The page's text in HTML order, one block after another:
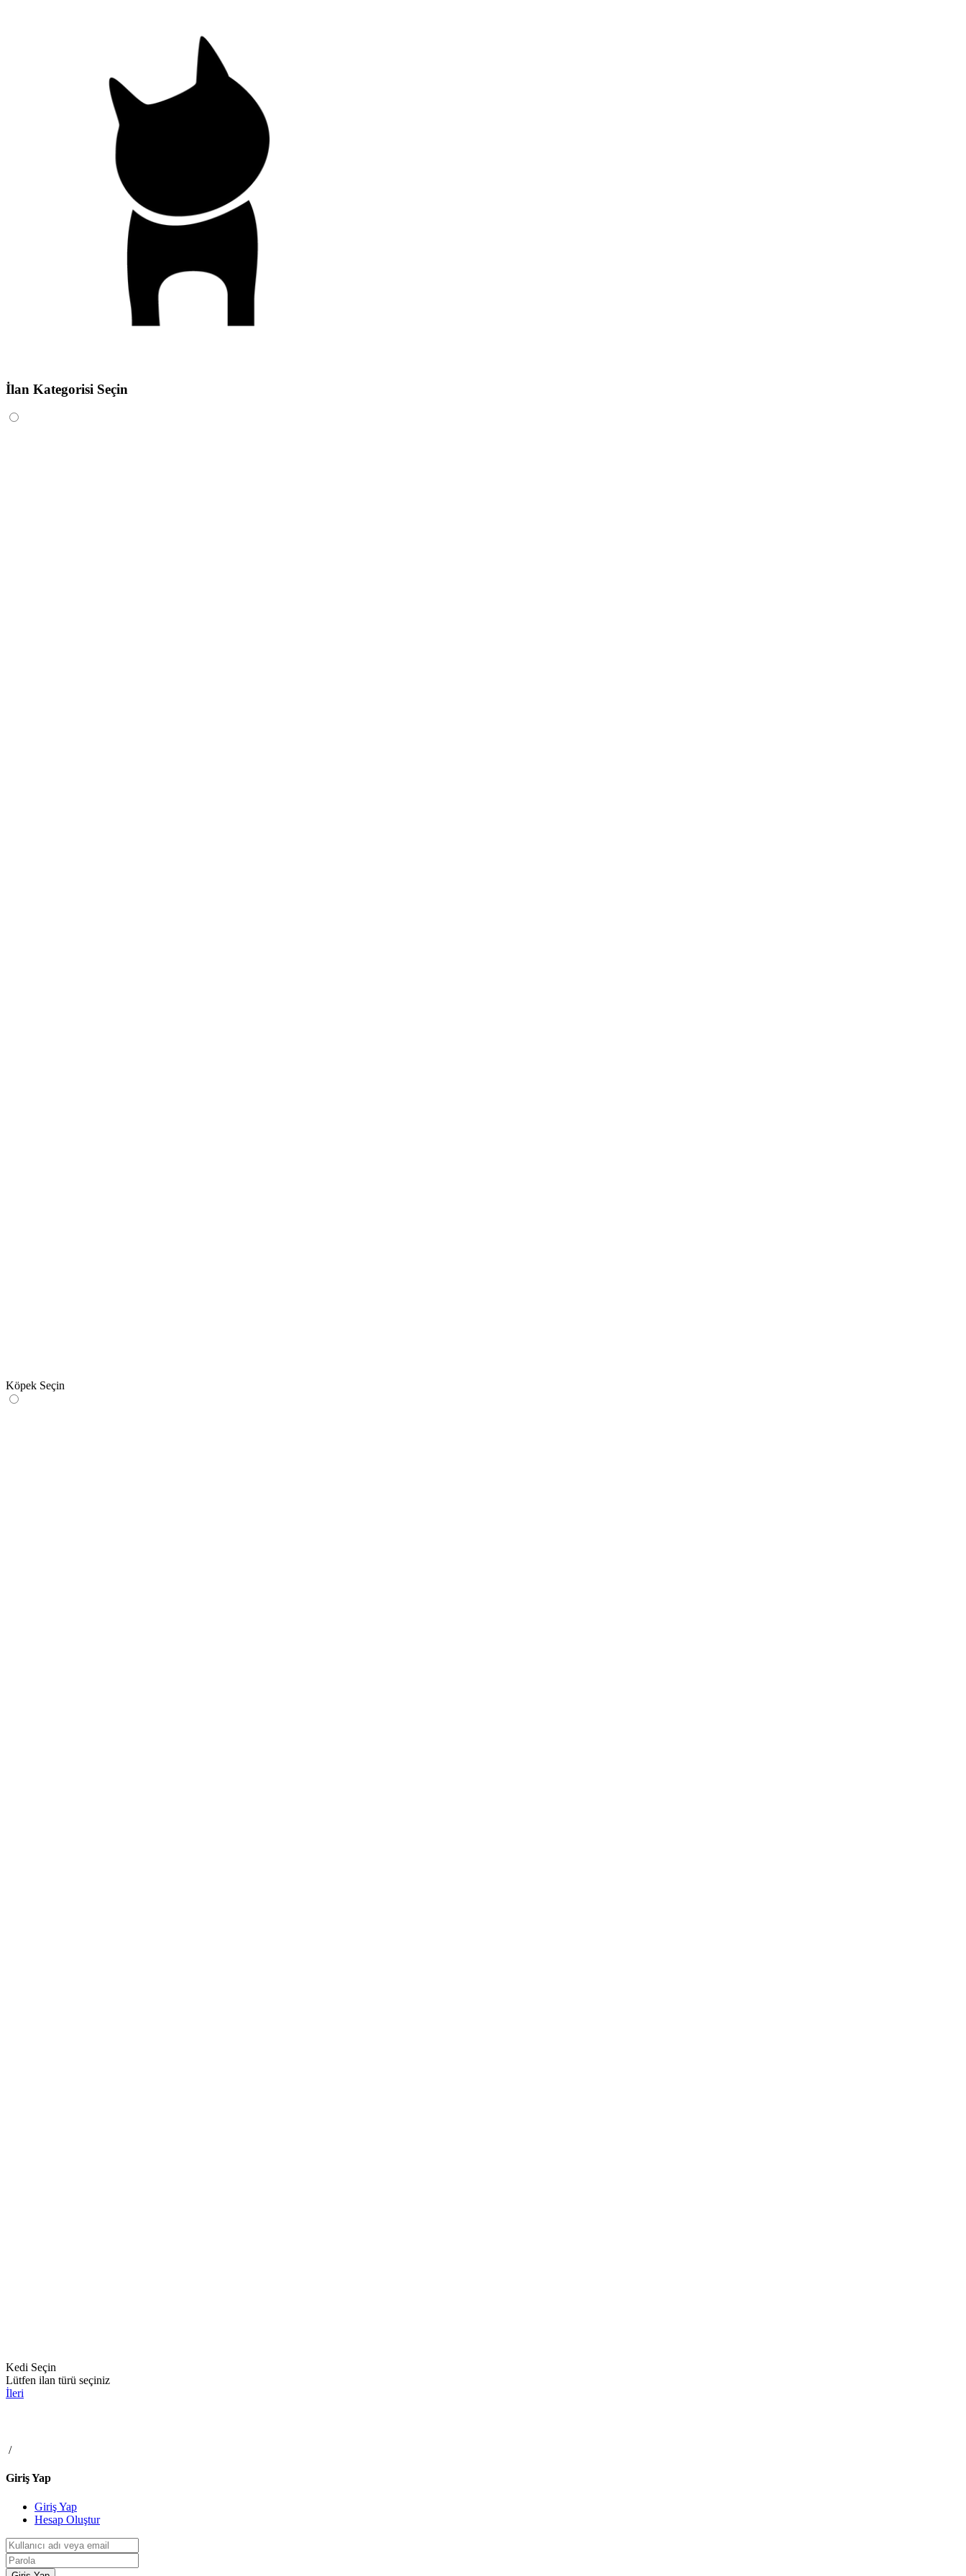
İlan Kategorisi Seçin
Köpek Seçin
Kedi Seçin
Lütfen ilan türü seçiniz
İleri
/
Giriş Yap
Giriş Yap
Hesap Oluştur